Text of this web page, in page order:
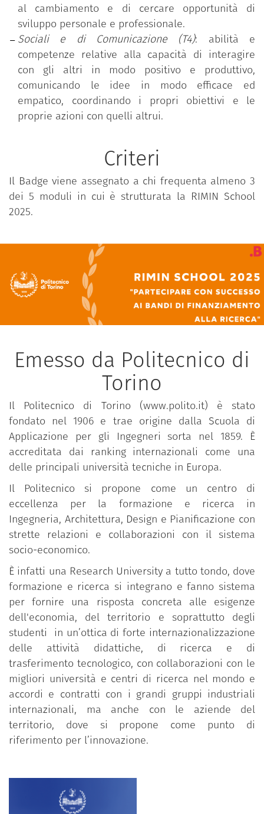
al cambiamento e di cercare opportunità di
sviluppo personale e professionale.
Sociali e di Comunicazione (T4): abilità e
competenze relative alla capacità di interagire
con gli altri in modo positivo e produttivo,
comunicando le idee in modo efficace ed
empatico, coordinando i propri obiettivi e le
proprie azioni con quelli altrui.
Criteri
Il Badge viene assegnato a chi frequenta almeno 3
dei 5 moduli in cui è strutturata la RIMIN School
2025.
Emesso da Politecnico di
Torino
Il Politecnico di Torino (www.polito.it) è stato
fondato nel 1906 e trae origine dalla Scuola di
Applicazione per gli Ingegneri sorta nel 1859. È
accreditata dai ranking internazionali come una
delle principali università tecniche in Europa.
Il Politecnico si propone come un centro di
eccellenza per la formazione e ricerca in
Ingegneria, Architettura, Design e Pianificazione con
strette relazioni e collaborazioni con il sistema
socio-economico.
È infatti una Research University a tutto tondo, dove
formazione e ricerca si integrano e fanno sistema
per fornire una risposta concreta alle esigenze
dell'economia, del territorio e soprattutto degli
studenti in un’ottica di forte internazionalizzazione
delle attività didattiche, di ricerca e di
trasferimento tecnologico, con collaborazioni con le
migliori università e centri di ricerca nel mondo e
accordi e contratti con i grandi gruppi industriali
internazionali, ma anche con le aziende del
territorio, dove si propone come punto di
riferimento per l’innovazione.